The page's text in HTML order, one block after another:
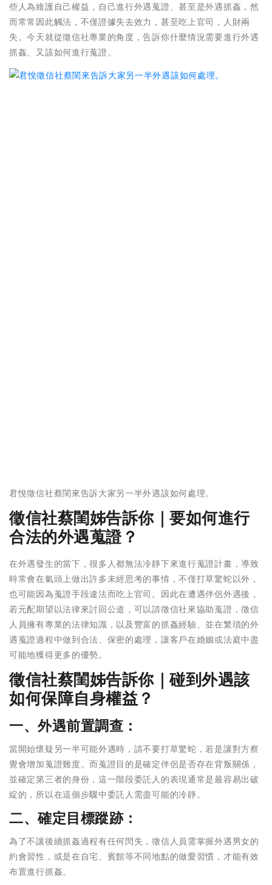
些人為維護自己權益，自己進行外遇蒐證、甚至是外遇抓姦，然
而常常因此觸法，不僅證據失去效力，甚至吃上官司，人財兩
失。今天就從徵信社專業的角度，告訴你什麼情況需要進行外遇
抓姦、又該如何進行蒐證。
君悅徵信社蔡閨來告訴大家另一半外遇該如何處理。
徵信社蔡閨姊告訴你｜要如何進行
合法的外遇蒐證？
在外遇發生的當下，很多人都無法冷靜下來進行蒐證計畫，導致
時常會在氣頭上做出許多未經思考的事情，不僅打草驚蛇以外，
也可能因為蒐證手段違法而吃上官司。因此在遭遇伴侶外遇後，
若元配期望以法律來討回公道，可以請徵信社來協助蒐證，徵信
人員擁有專業的法律知識，以及豐富的抓姦經驗、並在繁瑣的外
遇蒐證過程中做到合法、保密的處理，讓客戶在婚姻或法庭中盡
可能地獲得更多的優勢。
徵信社蔡閨姊告訴你｜碰到外遇該
如何保障自身權益？
一、外遇前置調查：
當開始懷疑另一半可能外遇時，請不要打草驚蛇，若是讓對方察
覺會增加蒐證難度。而蒐證目的是確定伴侶是否存在背叛關係，
並確定第三者的身份，這一階段委託人的表現通常是最容易出破
綻的，所以在這個步驟中委託人需盡可能的冷靜。
二、確定目標蹤跡：
為了不讓後續抓姦過程有任何閃失，徵信人員需掌握外遇男女的
約會習性，或是在自宅、賓館等不同地點的做愛習慣，才能有效
布置進行抓姦。